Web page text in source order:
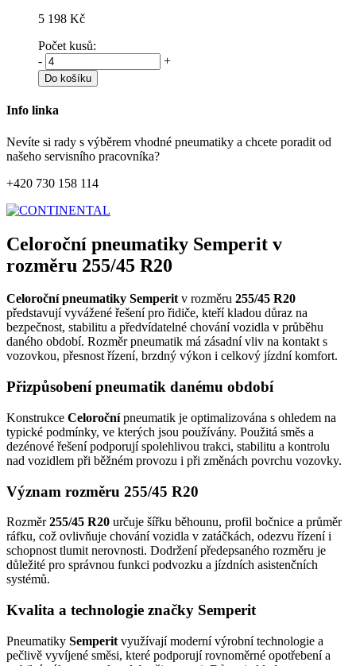
5 198 Kč
Počet kusů:
-
+
Do košíku
Info linka
Nevíte si rady s výběrem vhodné pneumatiky a chcete poradit od
našeho servisního pracovníka?
+420 730 158 114
Celoroční pneumatiky Semperit v
rozměru 255/45 R20
Celoroční pneumatiky Semperitv rozměru 255/45 R20
představují vyvážené řešení pro řidiče, kteří kladou důraz na
bezpečnost, stabilitu a předvídatelné chování vozidla v průběhu
daného období. Rozměr pneumatik má zásadní vliv na kontakt s
vozovkou, přesnost řízení, brzdný výkon i celkový jízdní komfort.
Přizpůsobení pneumatik danému období
Konstrukce Celoročnípneumatik je optimalizována s ohledem na
typické podmínky, ve kterých jsou používány. Použitá směs a
dezénové řešení podporují spolehlivou trakci, stabilitu a kontrolu
nad vozidlem při běžném provozu i při změnách povrchu vozovky.
Význam rozměru 255/45 R20
Rozměr255/45 R20 určuje šířku běhounu, profil bočnice a průměr
ráfku, což ovlivňuje chování vozidla v zatáčkách, odezvu řízení i
schopnost tlumit nerovnosti. Dodržení předepsaného rozměru je
důležité pro správnou funkci podvozku a jízdních asistenčních
systémů.
Kvalita a technologie značky Semperit
Pneumatiky Semperit využívají moderní výrobní technologie a
pečlivě vyvíjené směsi, které podporují rovnoměrné opotřebení a